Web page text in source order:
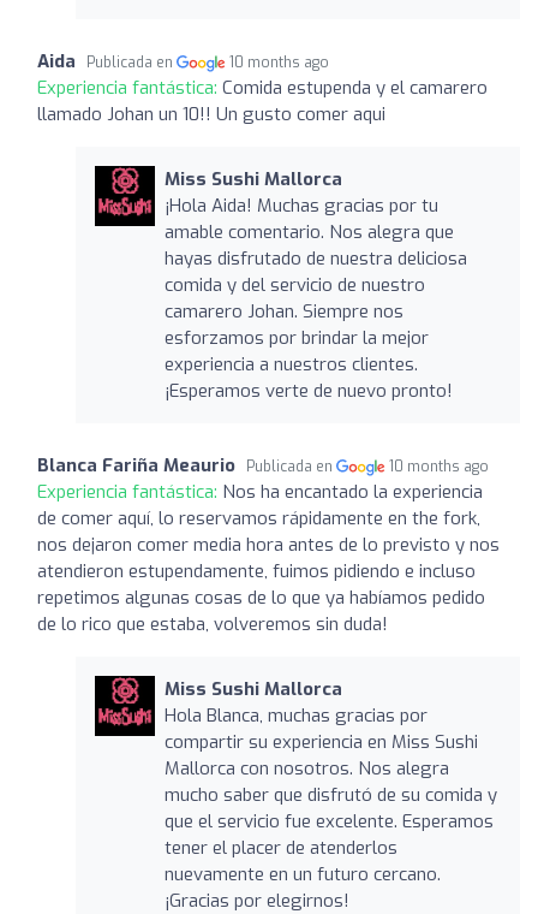
Aida Publicada en 10 months ago
Experiencia fantástica: Comida estupenda y el camarero
llamado Johan un 10!! Un gusto comer aqui
Miss Sushi Mallorca
¡Hola Aida! Muchas gracias por tu
amable comentario. Nos alegra que
hayas disfrutado de nuestra deliciosa
comida y del servicio de nuestro
camarero Johan. Siempre nos
esforzamos por brindar la mejor
experiencia a nuestros clientes.
¡Esperamos verte de nuevo pronto!
Blanca Fariña Meaurio Publicada en 10 months ago
Experiencia fantástica: Nos ha encantado la experiencia
de comer aquí, lo reservamos rápidamente en the fork,
nos dejaron comer media hora antes de lo previsto y nos
atendieron estupendamente, fuimos pidiendo e incluso
repetimos algunas cosas de lo que ya habíamos pedido
de lo rico que estaba, volveremos sin duda!
Miss Sushi Mallorca
Hola Blanca, muchas gracias por
compartir su experiencia en Miss Sushi
Mallorca con nosotros. Nos alegra
mucho saber que disfrutó de su comida y
que el servicio fue excelente. Esperamos
tener el placer de atenderlos
nuevamente en un futuro cercano.
¡Gracias por elegirnos!